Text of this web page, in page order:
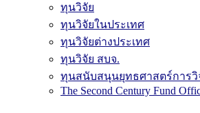
ทุนวิจัย
ทุนวิจัยในประเทศ
ทุนวิจัยต่างประเทศ
ทุนวิจัย สบจ.
ทุนสนับสนุนยุทธศาสตร์การวิ
The Second Century Fund